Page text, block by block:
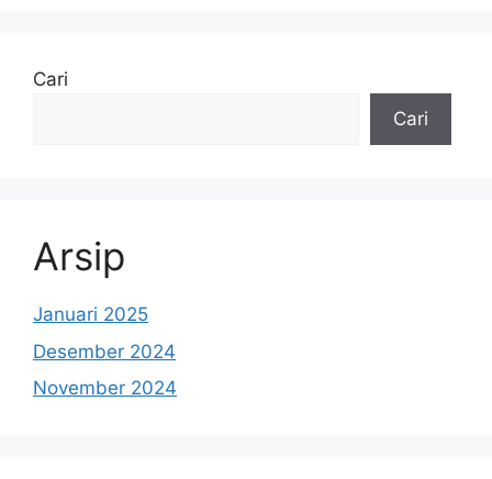
Cari
Cari
Arsip
Januari 2025
Desember 2024
November 2024